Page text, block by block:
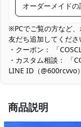
収納方法
商品状態
アクセサリー調整部
を高められる代わりに
す。着脱は力を分散
オーダーメイド
※PCでご覧の方など
友だち追加してくださ
・クーポン： 「
・カスタム相談： 「
LINE ID（@600rcvvo）
商品説明